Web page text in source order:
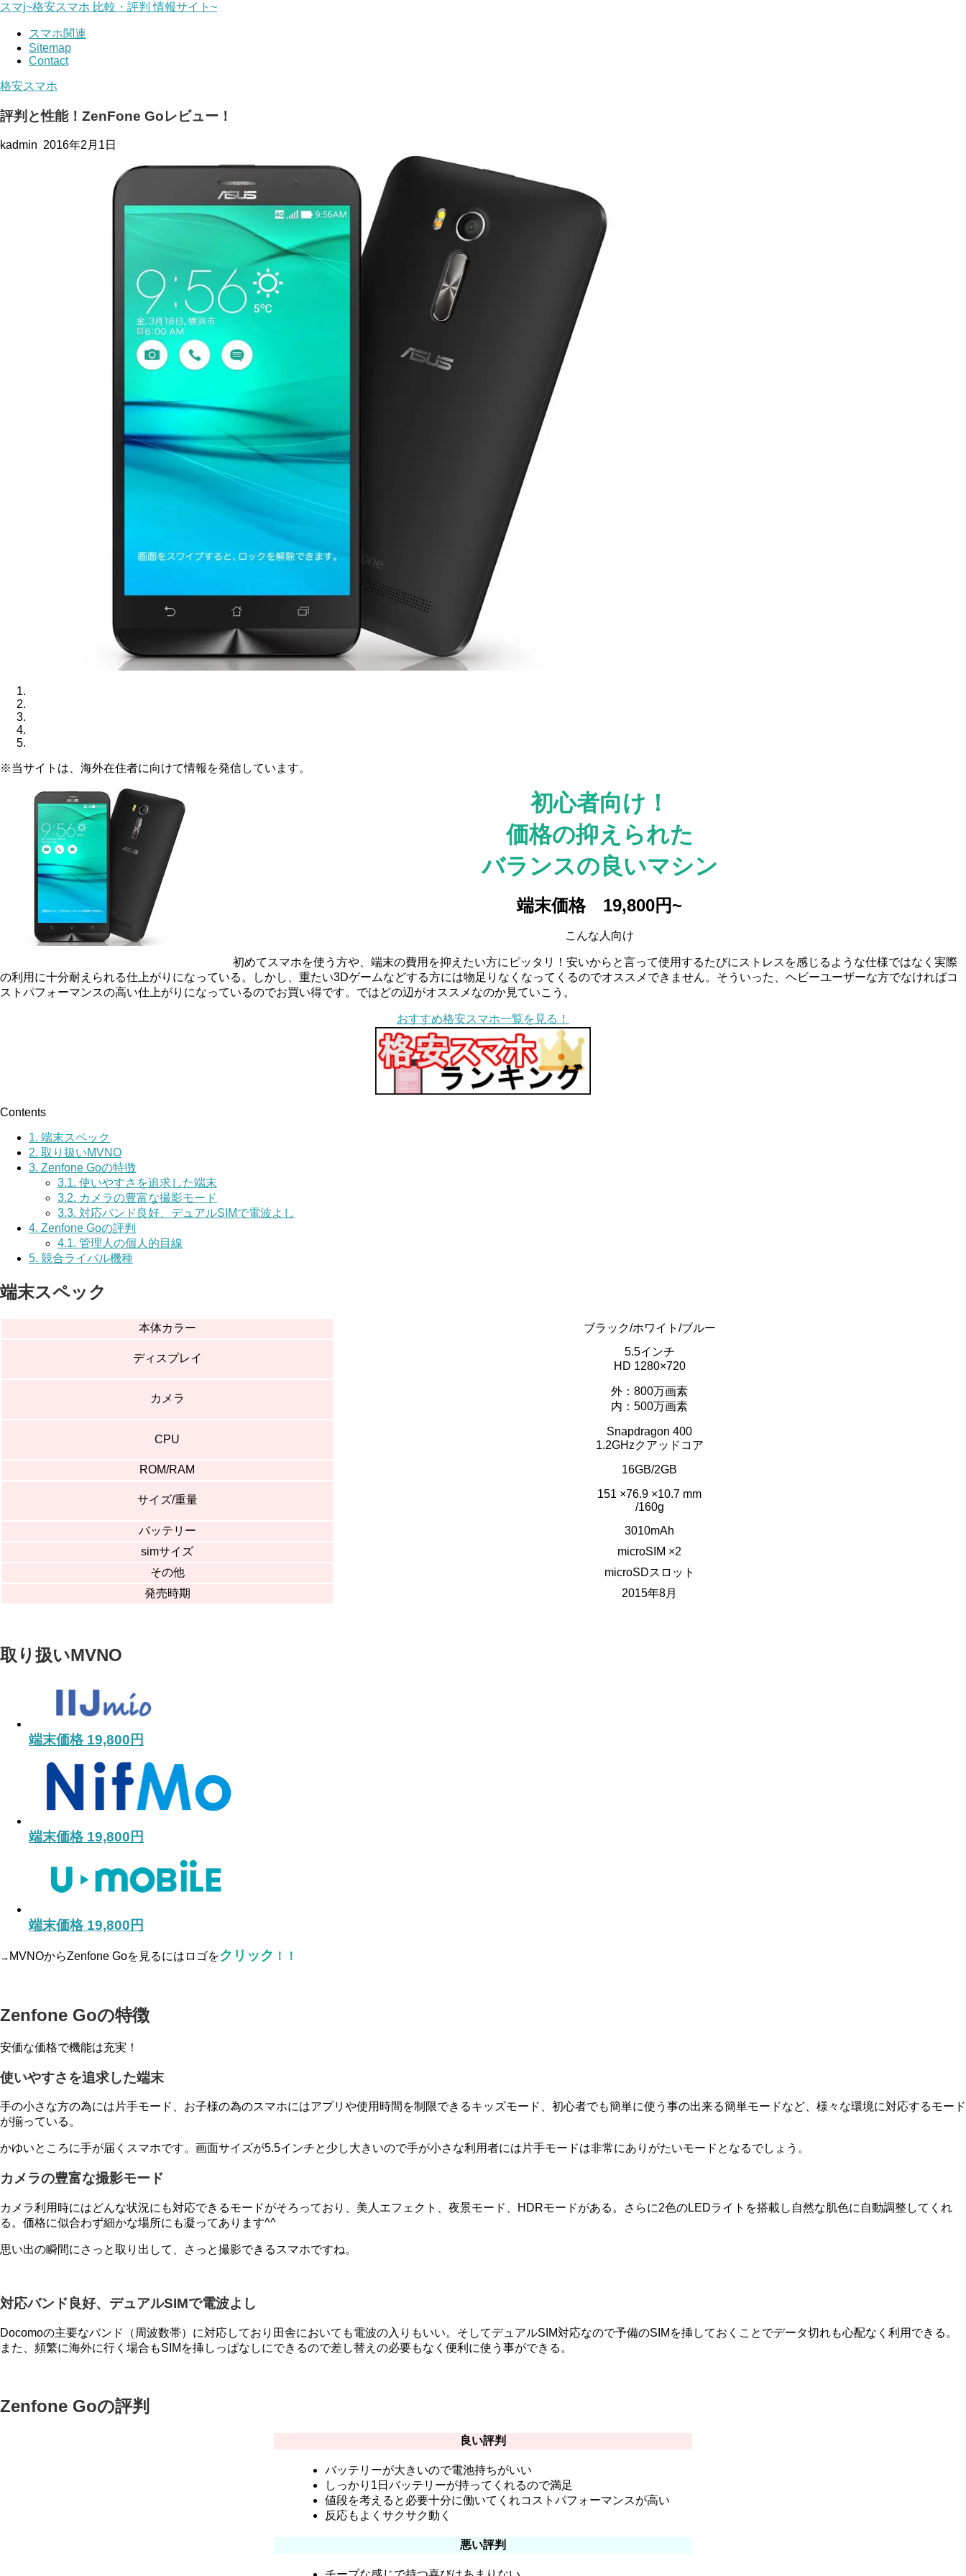
スマj~格安スマホ 比較・評判 情報サイト~
スマホ関連
Sitemap
Contact
格安スマホ
評判と性能！ZenFone Goレビュー！
kadmin 2016年2月1日
※当サイトは、海外在住者に向けて情報を発信しています。
初心者向け！
価格の抑えられた
バランスの良いマシン
端末価格 19,800円~
こんな人向け
初めてスマホを使う方や、端末の費用を抑えたい方にピッタリ！安いからと言って使用するたびにストレスを感じるような仕様ではなく実際
の利用に十分耐えられる仕上がりになっている。しかし、重たい3Dゲームなどする方には物足りなくなってくるのでオススメできません。そういった、ヘビーユーザーな方でなければコ
ストパフォーマンスの高い仕上がりになっているのでお買い得です。ではどの辺がオススメなのか見ていこう。
おすすめ格安スマホ一覧を見る！
Contents
1. 端末スペック
2. 取り扱いMVNO
3. Zenfone Goの特徴
3.1. 使いやすさを追求した端末
3.2. カメラの豊富な撮影モード
3.3. 対応バンド良好、デュアルSIMで電波よし
4. Zenfone Goの評判
4.1. 管理人の個人的目線
5. 競合ライバル機種
端末スペック
本体カラー ブラック/ホワイト/ブルー
ディスプレイ
5.5インチ
HD 1280×720
カメラ
外：800万画素
内：500万画素
CPU
Snapdragon 400
1.2GHzクアッドコア
ROM/RAM
16GB/2GB
サイズ/重量
151 ×76.9 ×10.7 mm
/160g
バッテリー
3010mAh
simサイズ
microSIM ×2
その他
microSDスロット
発売時期
2015年8月
取り扱いMVNO
端末価格 19,800円
端末価格 19,800円
端末価格 19,800円
→ MVNOからZenfone Goを見るにはロゴをクリック ！！
Zenfone Goの特徴
安価な価格で機能は充実！
使いやすさを追求した端末
手の小さな方の為には片手モード、お子様の為のスマホにはアプリや使用時間を制限できるキッズモード、初心者でも簡単に使う事の出来る簡単モードなど、様々な環境に対応するモード
が揃っている。
かゆいところに手が届くスマホです。画面サイズが5.5インチと少し大きいので手が小さな利用者には片手モードは非常にありがたいモードとなるでしょう。
カメラの豊富な撮影モード
カメラ利用時にはどんな状況にも対応できるモードがそろっており、美人エフェクト、夜景モード、HDRモードがある。さらに2色のLEDライトを搭載し自然な肌色に自動調整してくれ
る。価格に似合わず細かな場所にも凝ってあります^^
思い出の瞬間にさっと取り出して、さっと撮影できるスマホですね。
対応バンド良好、デュアルSIMで電波よし
Docomoの主要なバンド（周波数帯）に対応しており田舎においても電波の入りもいい。そしてデュアルSIM対応なので予備のSIMを挿しておくことでデータ切れも心配なく利用できる。
また、頻繁に海外に行く場合もSIMを挿しっぱなしにできるので差し替えの必要もなく便利に使う事ができる。
Zenfone Goの評判
良い評判
バッテリーが大きいので電池持ちがいい
しっかり1日バッテリーが持ってくれるので満足
値段を考えると必要十分に働いてくれコストパフォーマンスが高い
反応もよくサクサク動く
悪い評判